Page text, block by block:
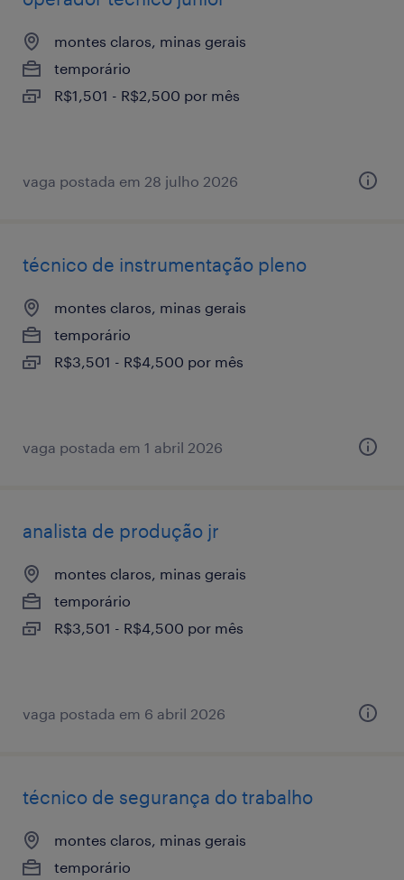
montes claros, minas gerais
temporário
R$1,501 - R$2,500 por mês
vaga postada em 28 julho 2026
técnico de instrumentação pleno
montes claros, minas gerais
temporário
R$3,501 - R$4,500 por mês
vaga postada em 1 abril 2026
analista de produção jr
montes claros, minas gerais
temporário
R$3,501 - R$4,500 por mês
vaga postada em 6 abril 2026
técnico de segurança do trabalho
montes claros, minas gerais
temporário